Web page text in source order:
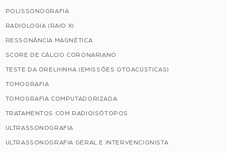
POLISSONOGRAFIA
RADIOLOGIA (RAIO X)
RESSONÂNCIA MAGNÉTICA
SCORE DE CÁLCIO CORONARIANO
TESTE DA ORELHINHA (EMISSÕES OTOACÚSTICAS)
TOMOGRAFIA
TOMOGRAFIA COMPUTADORIZADA
TRATAMENTOS COM RADIOISÓTOPOS
ULTRASSONOGRAFIA
ULTRASSONOGRAFIA GERAL E INTERVENCIONISTA